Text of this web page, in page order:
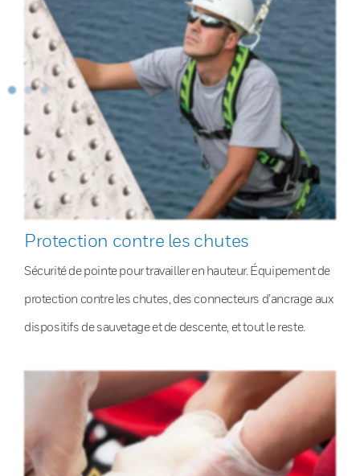
Protection contre les chutes
Sécurité de pointe pour travailler en hauteur. Équipement de
protection contre les chutes, des connecteurs d’ancrage aux
dispositifs de sauvetage et de descente, et tout le reste.